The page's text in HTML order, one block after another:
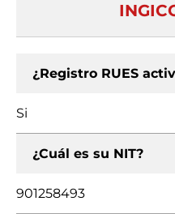
¿Registro RUES
Si
¿Cuál es su NIT?
901258493